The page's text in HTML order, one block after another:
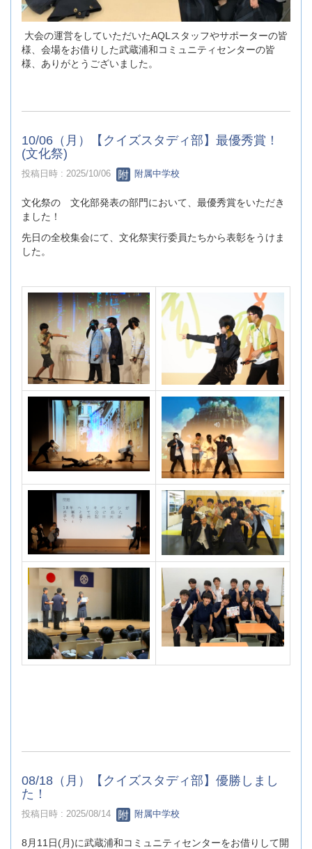
大会の運営をしていただいたAQLスタッフやサポーターの皆
様、会場をお借りした武蔵浦和コミュニティセンターの皆
様、ありがとうございました。
10/06（月）【クイズスタディ部】最優秀賞！
(文化祭)
投稿日時 : 2025/10/06 附属中学校
文化祭の 文化部発表の部門において、最優秀賞をいただき
ました！
先日の全校集会にて、文化祭実行委員たちから表彰をうけま
した。
08/18（月）【クイズスタディ部】優勝しまし
た！
投稿日時 : 2025/08/14 附属中学校
8月11日(月)に武蔵浦和コミュニティセンターをお借りして開